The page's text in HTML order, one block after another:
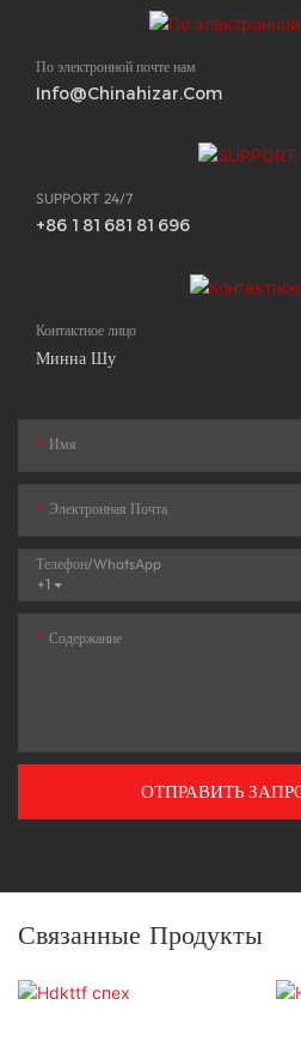
По электронной почте нам
Info@chinahizar.com
SUPPORT 24/7
+86 18168181696
Контактное лицо
Минна Шу
Имя
Электронная Почта
+1
Телефон/WhatsApp
Содержание
ОТПРАВИТЬ
Связанные Продукты